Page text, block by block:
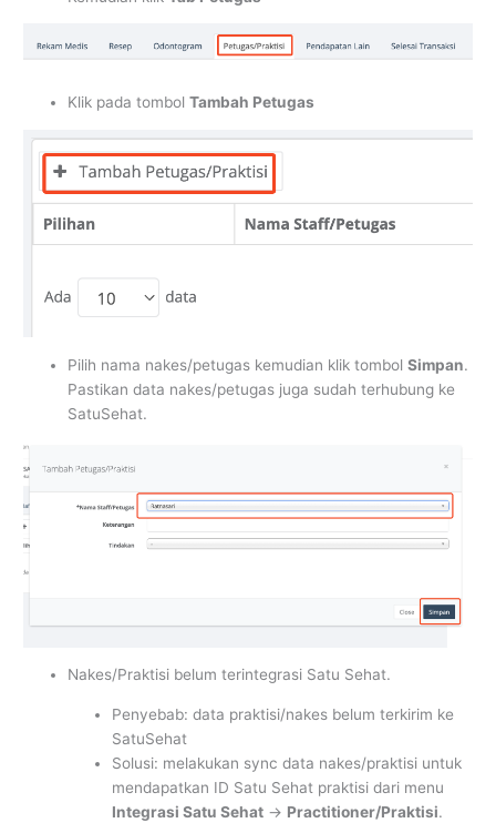
Klik pada tombol Tambah Petugas
Pilih nama nakes/petugas kemudian klik tombol Simpan.
Pastikan data nakes/petugas juga sudah terhubung ke
SatuSehat.
Nakes/Praktisi belum terintegrasi Satu Sehat.
Penyebab: data praktisi/nakes belum terkirim ke
SatuSehat
Solusi: melakukan sync data nakes/praktisi untuk
mendapatkan ID Satu Sehat praktisi dari menu
Integrasi Satu Sehat-> Practitioner/Praktisi.